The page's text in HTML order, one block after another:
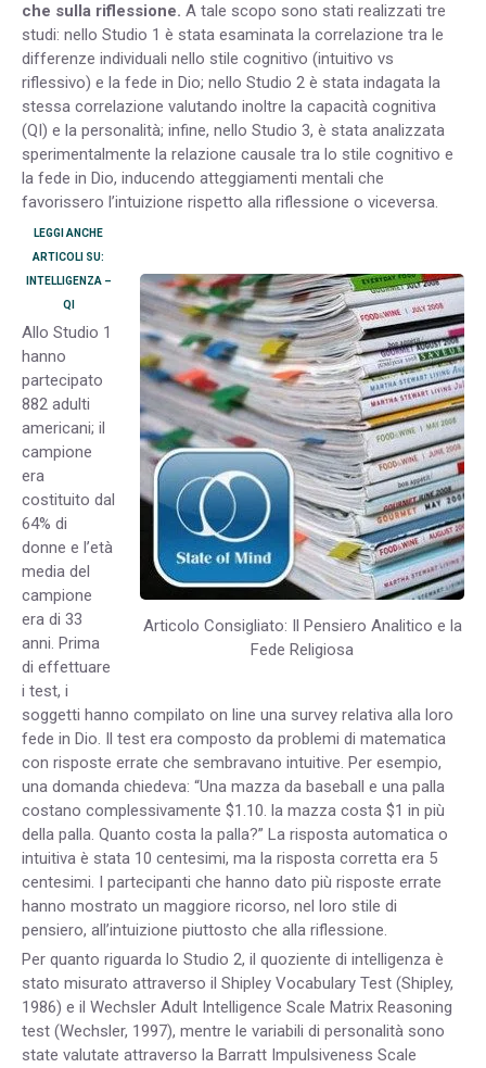
che sulla riflessione. A tale scopo sono stati realizzati tre
studi: nello Studio 1 è stata esaminata la correlazione tra le
differenze individuali nello stile cognitivo (intuitivo vs
riflessivo) e la fede in Dio; nello Studio 2 è stata indagata la
stessa correlazione valutando inoltre la capacità cognitiva
(QI) e la personalità; infine, nello Studio 3, è stata analizzata
sperimentalmente la relazione causale tra lo stile cognitivo e
la fede in Dio, inducendo atteggiamenti mentali che
favorissero l’intuizione rispetto alla riflessione o viceversa.
Articolo Consigliato: Il Pensiero Analitico e la
Fede Religiosa
LEGGI ANCHE
ARTICOLI SU:
INTELLIGENZA –
QI
Allo Studio 1
hanno
partecipato
882 adulti
americani; il
campione
era
costituito dal
64% di
donne e l’età
media del
campione
era di 33
anni. Prima
di effettuare
i test, i
soggetti hanno compilato on line una survey relativa alla loro
fede in Dio. Il test era composto da problemi di matematica
con risposte errate che sembravano intuitive. Per esempio,
una domanda chiedeva: “Una mazza da baseball e una palla
costano complessivamente $1.10. la mazza costa $1 in più
della palla. Quanto costa la palla?” La risposta automatica o
intuitiva è stata 10 centesimi, ma la risposta corretta era 5
centesimi. I partecipanti che hanno dato più risposte errate
hanno mostrato un maggiore ricorso, nel loro stile di
pensiero, all’intuizione piuttosto che alla riflessione.
Per quanto riguarda lo Studio 2, il quoziente di intelligenza è
stato misurato attraverso il Shipley Vocabulary Test (Shipley,
1986) e il Wechsler Adult Intelligence Scale Matrix Reasoning
test (Wechsler, 1997), mentre le variabili di personalità sono
state valutate attraverso la Barratt Impulsiveness Scale